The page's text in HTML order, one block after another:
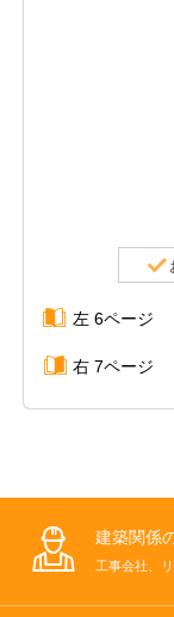
左 6ページ
右 7ページ
建築関係
工事会社、